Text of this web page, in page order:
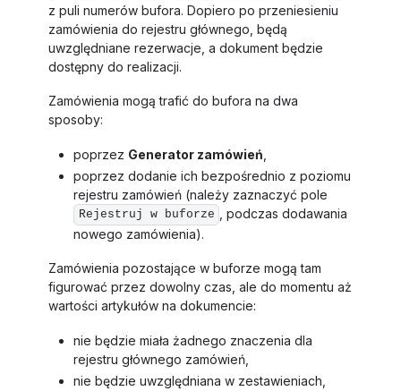
z puli numerów bufora. Dopiero po przeniesieniu
zamówienia do rejestru głównego, będą
uwzględniane rezerwacje, a dokument będzie
dostępny do realizacji.
Zamówienia mogą trafić do bufora na dwa
sposoby:
poprzez Generator zamówień
poprzez dodanie ich bezpośrednio z poziomu
rejestru zamówień (należy zaznaczyć pole
Rejestruj w buforze
, podczas dodawania
nowego zamówienia).
Zamówienia pozostające w buforze mogą tam
figurować przez dowolny czas, ale do momentu aż
wartości artykułów na dokumencie:
nie będzie miała żadnego znaczenia dla
rejestru głównego zamówień,
nie będzie uwzględniana w zestawieniach,